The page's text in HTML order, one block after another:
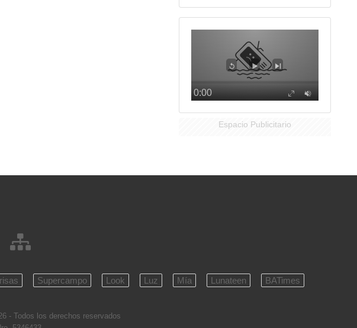
Espacio Publicitario
Supercampo Look Luz Mía Lunateen BATimes
- Todos los derechos reservados